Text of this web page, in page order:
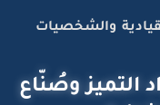
والشخصيات
التميز وصُنّاع